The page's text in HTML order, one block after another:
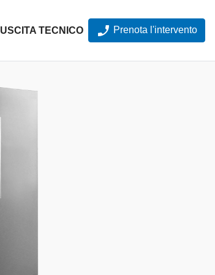
USCITA TECNICO Prenota l'intervento